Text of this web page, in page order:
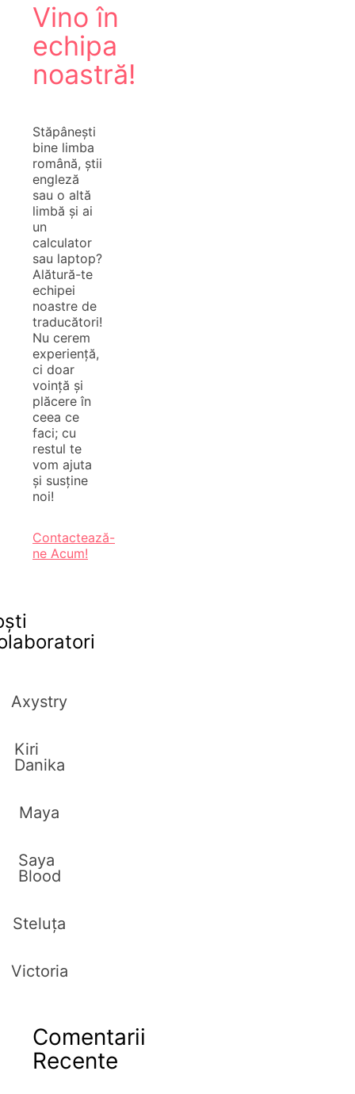
Vino în
echipa
noastră!
Stăpânești
bine limba
română, știi
engleză
sau o altă
limbă și ai
un
calculator
sau laptop?
Alătură-te
echipei
noastre de
traducători!
Nu cerem
experiență,
ci doar
voință și
plăcere în
ceea ce
faci; cu
restul te
vom ajuta
și susține
noi!
Contactează-
ne Acum!
Axystry
Kiri
Danika
Maya
Saya
Blood
Steluța
Victoria
Comentarii
Recente